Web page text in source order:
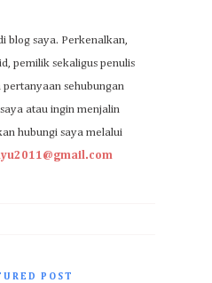
blog saya. Perkenalkan,
pemilik sekaligus penulis
pertanyaan sehubungan
atau ingin menjalin
hubungi saya melalui
POST